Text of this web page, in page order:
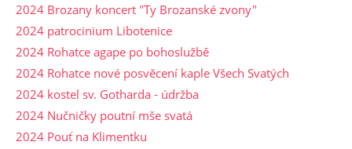
2024 Brozany koncert "Ty Brozanské zvony"
2024 patrocinium Libotenice
2024 Rohatce agape po bohoslužbě
2024 Rohatce nové posvěcení kaple Všech Svatých
2024 kostel sv. Gotharda - údržba
2024 Nučničky poutní mše svatá
2024 Pouť na Klimentku